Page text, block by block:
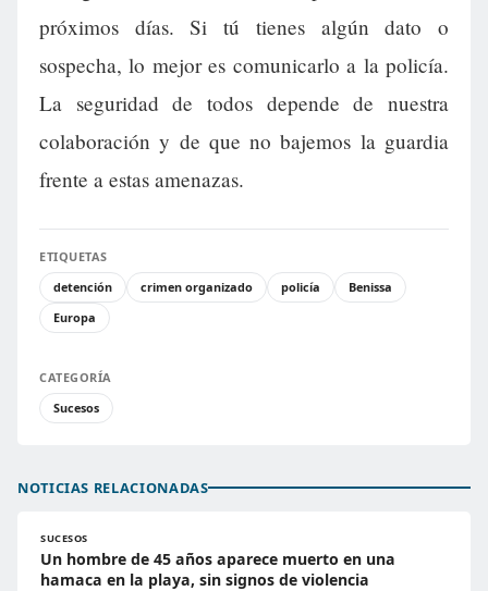
próximos días. Si tú tienes algún dato o
sospecha, lo mejor es comunicarlo a la policía.
La seguridad de todos depende de nuestra
colaboración y de que no bajemos la guardia
frente a estas amenazas.
ETIQUETAS
detención
crimen organizado policía
Benissa
Europa
CATEGORÍA
Sucesos
NOTICIAS RELACIONADAS
SUCESOS
Un hombre de 45 años aparece muerto en una
hamaca en la playa, sin signos de violencia